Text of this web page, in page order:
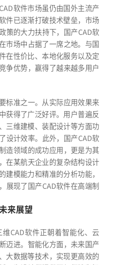
软件市场虽仍由国外主流产
件已逐渐打破技术壁垒，市场
策的大力扶持下，国产CAD软
市场中占据了一席之地。与国
在性价比、本地化服务以及定
争优势，赢得了越来越多用户
标准之一。从实际应用效果来
获得了广泛好评。用户普遍反
三维建模、装配设计等方面功
设计效率。此外，国产CAD软
造领域的成功应用，更是为其
在某航天企业的复杂结构设计
建模能力和精准的分析功能，
展现了国产CAD软件在高端制
来展望
CAD软件正朝着智能化、云
迈进。智能化方面，未来国产
大数据等技术，实现更高效的